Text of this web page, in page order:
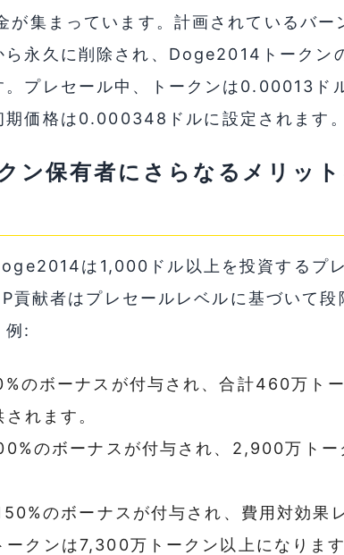
集まっています。計画されているバー
ら永久に削除され、Doge2014トークン
プレセール中、トークンは0.00013ド
価格は0.000348ドルに設定されます。
ン保有者にさらなるメリット
は1,000ドル以上を投資するプ
貢献者はプレセールレベルに基づいて段
例:
のボーナスが付与され、合計460万ト
れます。
のボーナスが付与され、2,900万トー
のボーナスが付与され、費用対効果
クンは7,300万トークン以上になります